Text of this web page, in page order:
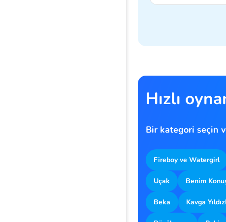
Hızlı
Bir kategori seçin
Fireboy ve Watergirl
Uçak Benim
Beka Kavga